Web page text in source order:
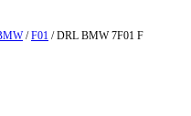
/F01 / DRL BMW 7F01 F